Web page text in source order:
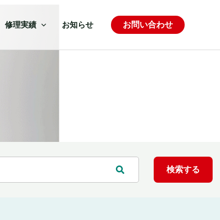
修理実績 お知らせ お問い合わせ